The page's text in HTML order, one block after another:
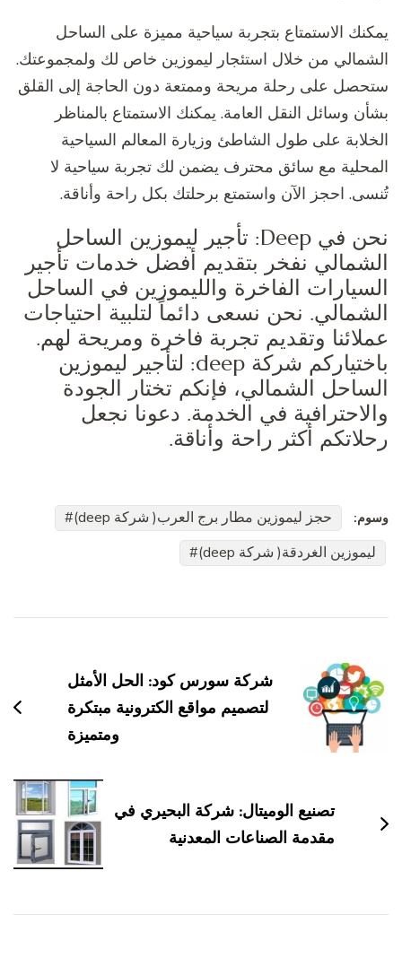
يمكنك الاستمتاع بتجربة سياحية مميزة على الساحل
الشمالي من خلال استئجار ليموزين خاص لك ولمجموعتك.
ستحصل على رحلة مريحة وممتعة دون الحاجة إلى القلق
بشأن وسائل النقل العامة. يمكنك الاستمتاع بالمناظر
الخلابة على طول الشاطئ وزيارة المعالم السياحية
المحلية مع سائق محترف يضمن لك تجربة سياحية لا
تُنسى. احجز الآن واستمتع برحلتك بكل راحة وأناقة.
نحن في Deep: تأجير ليموزين الساحل
الشمالي نفخر بتقديم أفضل خدمات تأجير
السيارات الفاخرة والليموزين في الساحل
الشمالي. نحن نسعى دائماً لتلبية احتياجات
عملائنا وتقديم تجربة فاخرة ومريحة لهم.
باختياركم شركة deep: لتأجير ليموزين
الساحل الشمالي، فإنكم تختار الجودة
والاحترافية في الخدمة. دعونا نجعل
رحلاتكم أكثر راحة وأناقة.
وسوم:
حجز ليموزين مطار برج العرب( شركة deep)
ليموزين الغردقة( شركة deep)
بين
التدوينات
شركة سورس كود: الحل الأمثل
لتصميم مواقع الكترونية مبتكرة
ومتميزة
تصنيع الوميتال: شركة البحيري في
مقدمة الصناعات المعدنية